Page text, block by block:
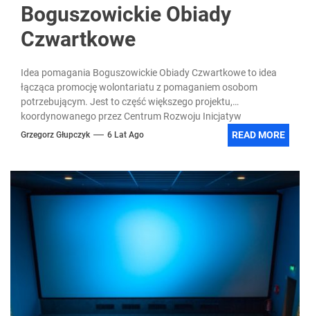
Boguszowickie Obiady
Czwartkowe
Idea pomagania Boguszowickie Obiady Czwartkowe to idea
łącząca promocję wolontariatu z pomaganiem osobom
potrzebującym. Jest to część większego projektu,
koordynowanego przez Centrum Rozwoju Inicjatyw
Społecznych...
Grzegorz Głupczyk 6 Lat Ago READ MORE